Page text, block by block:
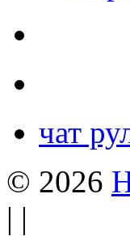
чат
© 2026
| |